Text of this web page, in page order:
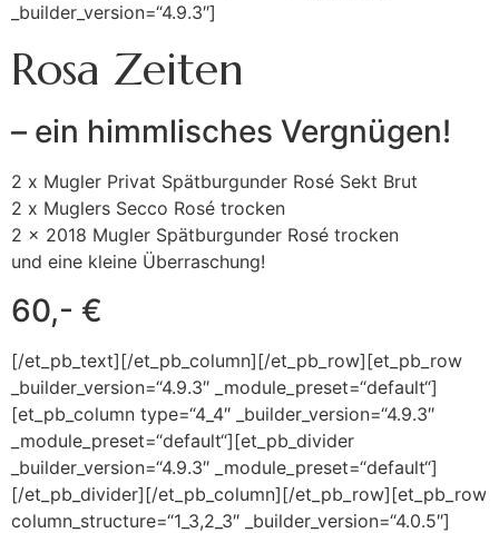
_builder_version=“4.9.3″]
Rosa Zeiten
– ein himmlisches Vergnügen!
2 x Mugler Privat Spätburgunder Rosé Sekt Brut
2 x Muglers Secco Rosé trocken
2 x 2018 Mugler Spätburgunder Rosé trocken
und eine kleine Überraschung!
60,- €
[/et_pb_text][/et_pb_column][/et_pb_row][et_pb_row
_builder_version=“4.9.3″ _module_preset=“default“]
[et_pb_column type=“4_4″ _builder_version=“4.9.3″
_module_preset=“default“][et_pb_divider
_builder_version=“4.9.3″ _module_preset=“default“]
[/et_pb_divider][/et_pb_column][/et_pb_row][et_pb_row
column_structure=“1_3,2_3″ _builder_version=“4.0.5″]